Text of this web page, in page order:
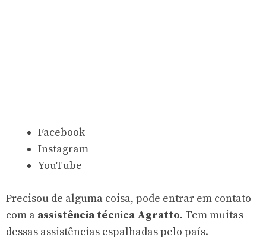
Facebook
Instagram
YouTube
Precisou de alguma coisa, pode entrar em contato
com a assistência técnica Agratto. Tem muitas
dessas assistências espalhadas pelo país.